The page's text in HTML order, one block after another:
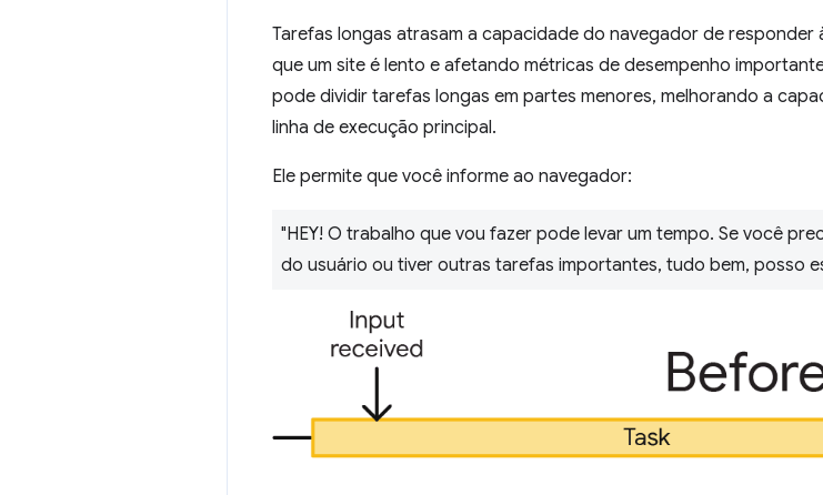
Tarefas longas atrasam a capacidade do navegador de
que um site é lento e afetando métricas de desempenho
pode dividir tarefas longas em partes menores, melhorando a
linha de execução principal.
Ele permite que você informe ao navegador:
"HEY! O trabalho que vou fazer pode levar um tempo. Se você
do usuário ou tiver outras tarefas importantes, tudo bem, posso